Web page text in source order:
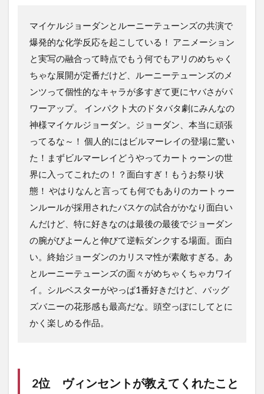
マイケルジョーダンとルーニーテューンズの共演で
爆発的な化学反応を起こしている！ アニメーション
と実写の融合って時点でもう何でもアリのめちゃく
ちゃな展開が定番だけど、ルーニーテューンズのメ
ンツって個性的なキャラが多すぎて更にヤバさがパ
ワーアップ。 インパクト大のドタバタ劇にみんなの
神様マイケルジョーダン。ジョーダン、本当に頑張
ってるな～！ 個人的にはビルマーレイの登場に驚い
た！まずビルマーレイどうやってカートゥーンの世
界に入ってこれたの！？面白すぎ！もうお祭り状
態！ やはりなんと言っても何でもありのカートゥー
ンルールが採用されたバスケの試合がかなり面白い
んだけど、特に好きなのは最後の最後でジョーダン
の腕がびよーんと伸びて逆転ダンクする場面。面白
い。終始ジョーダンのカリスマ性が素敵すぎる。あ
とルーニーテューンズの面々がめちゃくちゃカワイ
イ。シルベスターがやっぱ1番好きだけど、バッグ
ズバニーの花形感も最高だな。頭空っぽにしてとに
かく楽しめる作品。
2位 ヴィンセントが教えてくれたこと